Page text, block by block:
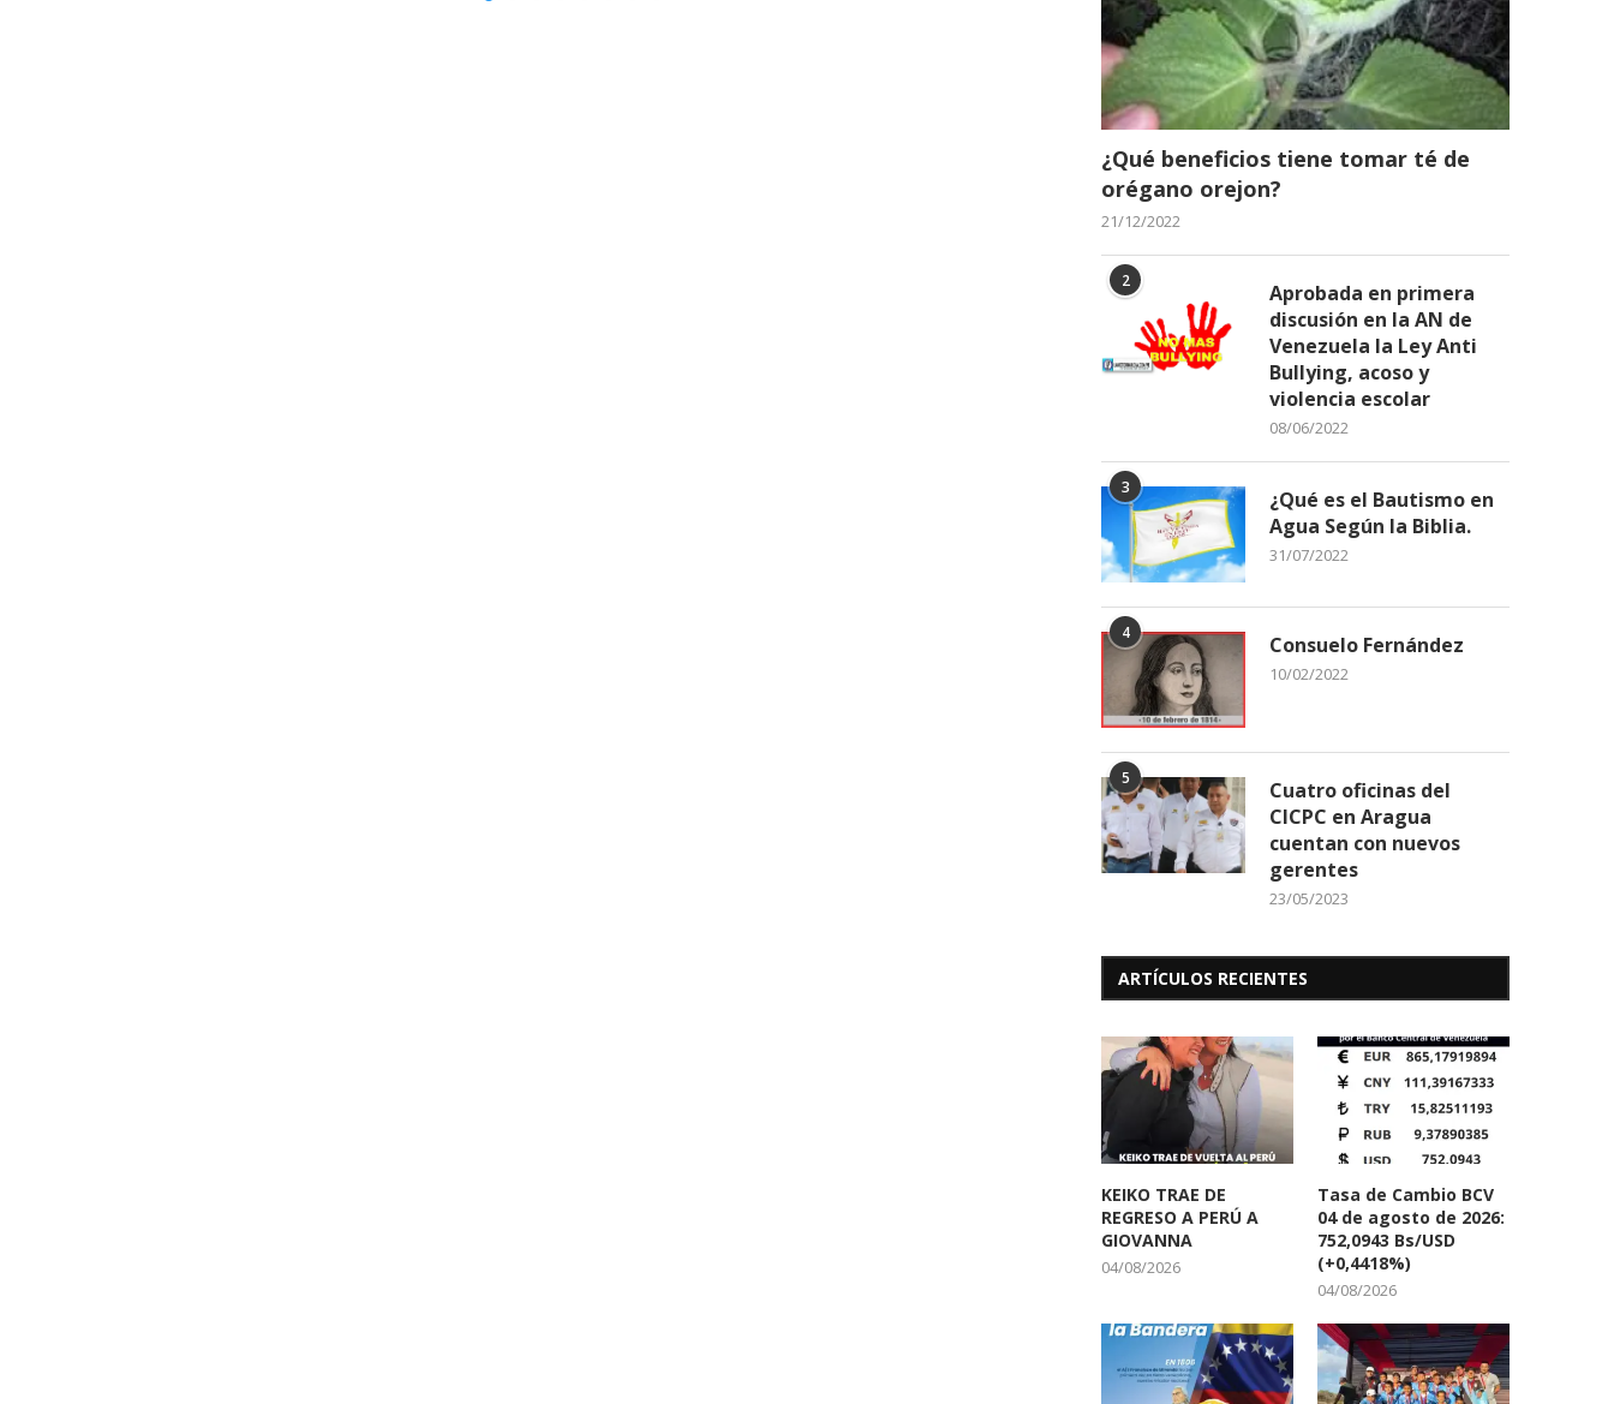
¿Qué beneficios tiene tomar té de
orégano orejon?
21/12/2022
2
Aprobada en primera
discusión en la AN de
Venezuela la Ley Anti
Bullying, acoso y
violencia escolar
08/06/2022
3
¿Qué es el Bautismo en
Agua Según la Biblia.
31/07/2022
4 Consuelo Fernández
10/02/2022
5
Cuatro oficinas del
CICPC en Aragua
cuentan con nuevos
gerentes
23/05/2023
ARTÍCULOS RECIENTES
KEIKO TRAE DE
REGRESO A PERÚ A
GIOVANNA
04/08/2026
Tasa de Cambio BCV
04 de agosto de 2026:
752,0943 Bs/USD
(+0,4418%)
04/08/2026